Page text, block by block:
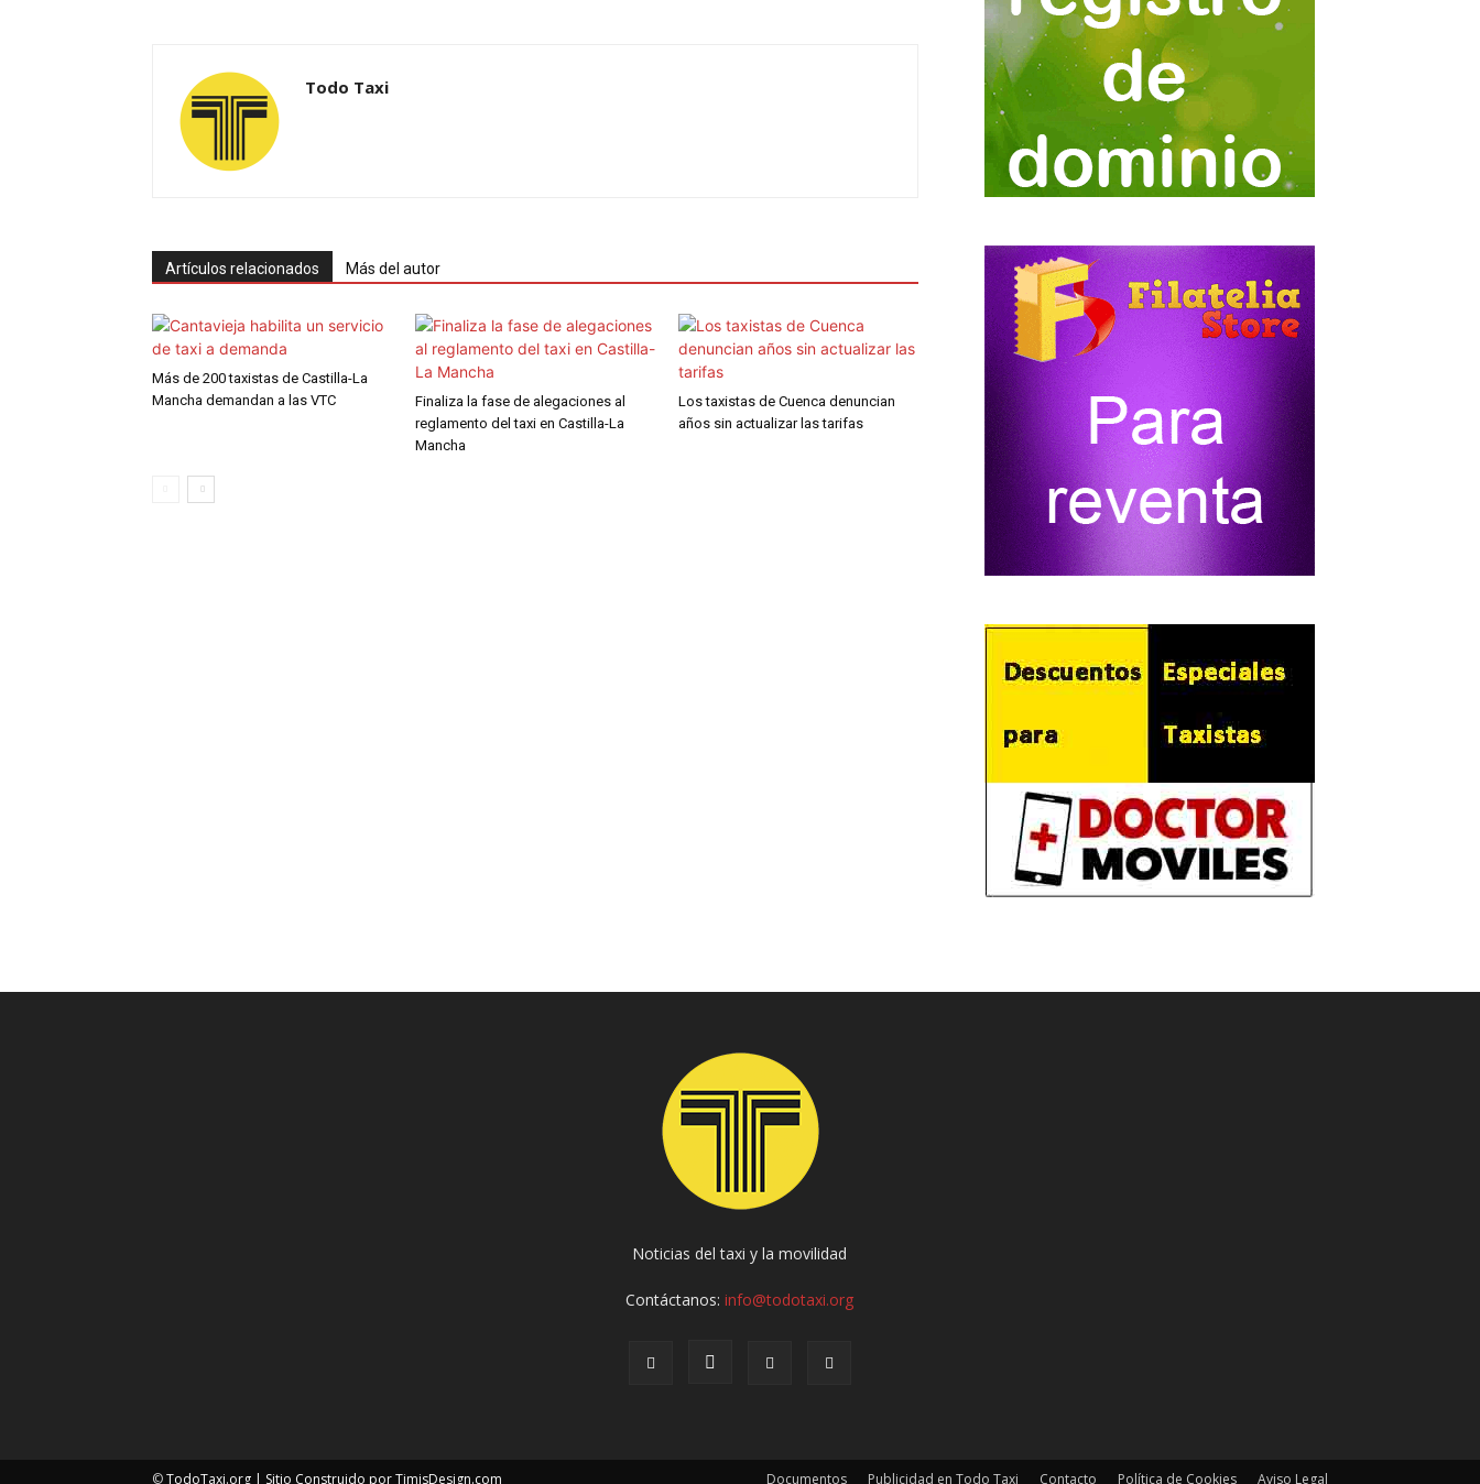
Todo Taxi
Artículos relacionados Más del autor
Más de 200 taxistas de Castilla-La
Mancha demandan a las VTC
Finaliza la fase de alegaciones al
reglamento del taxi en Castilla-La
Mancha
Los taxistas de Cuenca denuncian
años sin actualizar las tarifas
Noticias del taxi y la movilidad
Contáctanos:info@todotaxi.org
Documentos Publicidad en Todo Taxi Contacto Política de Cookies Aviso Legal
©TodoTaxi.org | Sitio Construido porTimisDesign.com